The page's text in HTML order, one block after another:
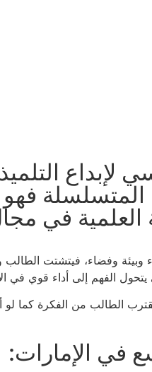
فهو
في
وفضاء، فيتشتت
الفهم إلى أداء قوي في
الطالب من الفكرة كما
في الإمارات: